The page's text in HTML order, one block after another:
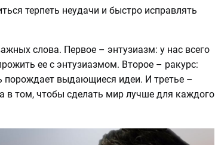
терпеть неудачи и быстро исправлять
слова. Первое – энтузиазм: у нас всего
ее с энтузиазмом. Второе – ракурс:
порождает выдающиеся идеи. И третье –
в том, чтобы сделать мир лучше для каждого